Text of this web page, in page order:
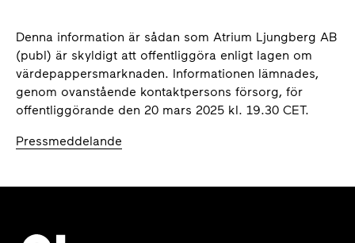
Denna information är sådan som Atrium Ljungberg AB
(publ) är skyldigt att offentliggöra enligt lagen om
värdepappersmarknaden. Informationen lämnades,
genom ovanstående kontaktpersons försorg, för
offentliggörande den 20 mars 2025 kl. 19.30 CET.
Pressmeddelande